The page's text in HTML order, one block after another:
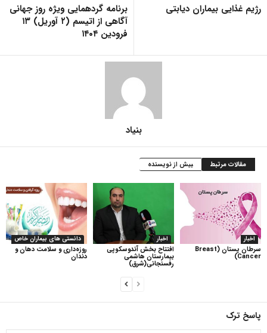
رژیم غذایی بیماران دیابتی
برنامه گردهمایی ویژه روز جهانی
آگاهی از اتیسم (۲ آوریل) ۱۳
فرودین ۱۴۰۴
بنیاد
مقالات مرتبط بیش از نویسنده
دانستی های بیماران خاص
روزه‌داری و سلامت دهان و
دندان
اخبار
افتتاح بخش آندوسکوپی
بیمارستان هاشمی
رفسنجانی(شرق)
اخبار
سرطان پستان (Breast
Cancer)
پاسخ ترک